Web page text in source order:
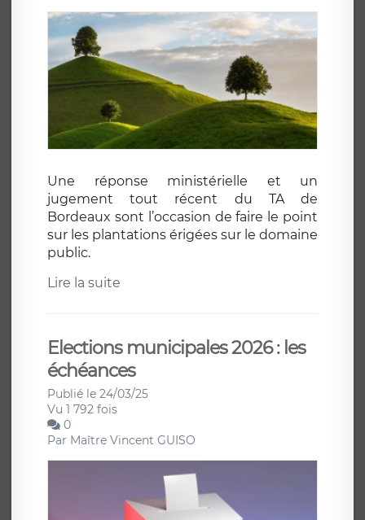
Une réponse ministérielle et un
jugement tout récent du TA de
Bordeaux sont l’occasion de faire le point
sur les plantations érigées sur le domaine
public.
Lire la suite
Elections municipales 2026 : les
échéances
Publié le 24/03/25
Vu 1 792 fois
0
Par Maître Vincent GUISO